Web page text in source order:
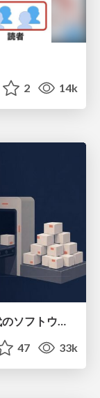
2 14k
開発が速く安くなった後の話 AI時代のソフトウェアエンジニアリング組織論 #devsumi
47 33k